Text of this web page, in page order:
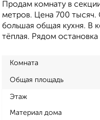
Продам комнату в
метров. Цена 700 тысяч.
большая общая кухня. В
тёплая. Рядом
Комната
Общая площадь
Этаж
Материал дома